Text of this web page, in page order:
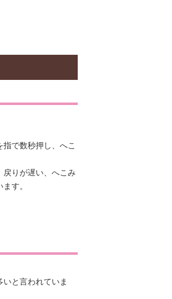
で数秒押し、へこ
戻りが遅い、へこみ
す。
と言われていま